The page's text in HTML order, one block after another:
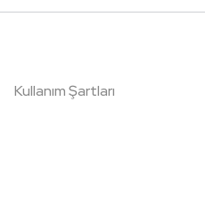
Kullanım Şartları